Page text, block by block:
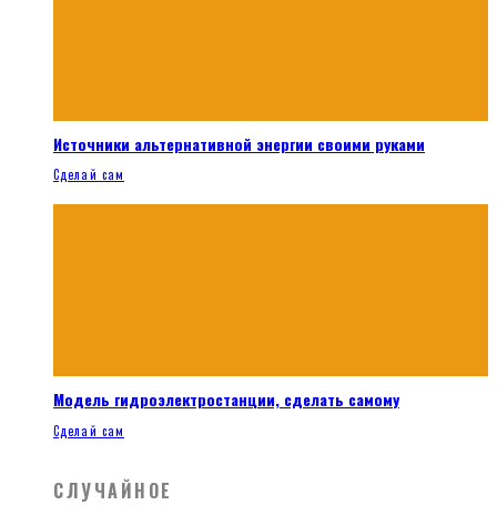
Источники альтернативной энергии своими руками
Сделай сам
Модель гидроэлектростанции, сделать самому
Сделай сам
СЛУЧАЙНОЕ